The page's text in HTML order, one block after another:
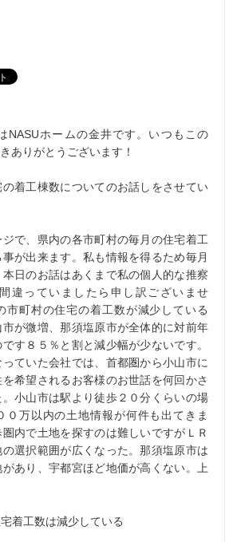
NASUホームの金井です。いつもこの
ありがとうございます！
着工棟数についてのお話しをさせてい
で、県内の各市町村の毎月の住宅着工
が出来ます。私も情報を得るため毎月
日のお話はあくまで私の個人的な推察
違っていましたら申し訳ございませ
町村の住宅の着工数が減少している
が微増、那須塩原市が全体的に対前年
す８５％と割と減少幅が少ないです。
ていた会社では、首都圏から小山市に
希望されるお客様のお世話を何回かさ
小山市は駅より徒歩２０分くらいの場
０万以内の土地情報が何件も出てきま
内で土地を探すのは難しいですがＬＲ
選択範囲が広くなった。那須塩原市は
あり、宇都宮ほど地価が高くない。上
着工数は減少している